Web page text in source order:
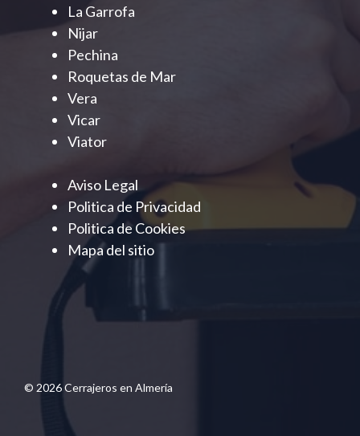
La Garrofa
Nijar
Pechina
Roquetas de Mar
Vera
Vicar
Viator
Aviso Legal
Politica de Privacidad
Politica de Cookies
Mapa del sitio
© 2026 Cerrajeros en Almería